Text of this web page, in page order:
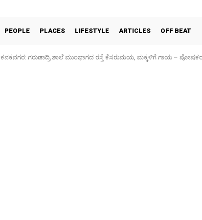
PEOPLE PLACES LIFESTYLE ARTICLES OFF BEAT
ಕನಕನಗರ: ಗರುಡಾದ್ರಿ ಶಾಲೆ ಮುಂಭಾಗದ ರಸ್ತೆ ಕೆಸರುಮಯ, ಮಕ್ಕಳಿಗೆ ಗಾಯ –